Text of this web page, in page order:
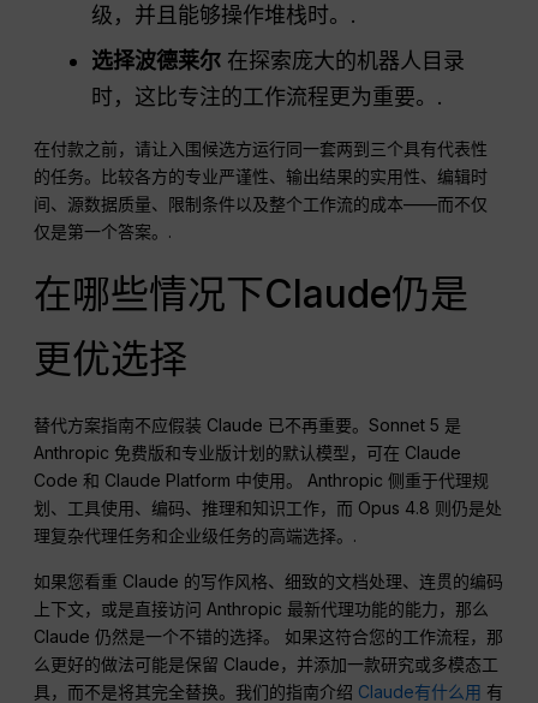
级，并且能够操作堆栈时。.
选择波德莱尔 在探索庞大的机器人目录
时，这比专注的工作流程更为重要。.
在付款之前，请让入围候选方运行同一套两到三个具有代表性
的任务。比较各方的专业严谨性、输出结果的实用性、编辑时
间、源数据质量、限制条件以及整个工作流的成本——而不仅
仅是第一个答案。.
在哪些情况下Claude仍是
更优选择
替代方案指南不应假装 Claude 已不再重要。Sonnet 5 是
Anthropic 免费版和专业版计划的默认模型，可在 Claude
Code 和 Claude Platform 中使用。 Anthropic 侧重于代理规
划、工具使用、编码、推理和知识工作，而 Opus 4.8 则仍是处
理复杂代理任务和企业级任务的高端选择。.
如果您看重 Claude 的写作风格、细致的文档处理、连贯的编码
上下文，或是直接访问 Anthropic 最新代理功能的能力，那么
Claude 仍然是一个不错的选择。 如果这符合您的工作流程，那
么更好的做法可能是保留 Claude，并添加一款研究或多模态工
具，而不是将其完全替换。我们的指南介绍 Claude有什么用 有